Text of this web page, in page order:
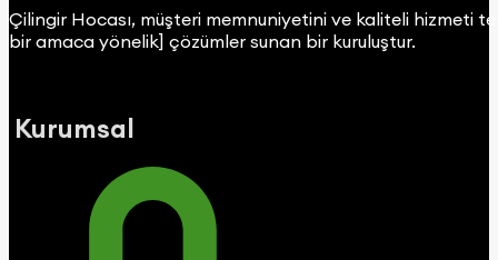
Çilingir Hocası, müşteri memnuniyetini ve kaliteli hizmeti
bir amaca yönelik] çözümler sunan bir kuruluştur.
Kurumsal